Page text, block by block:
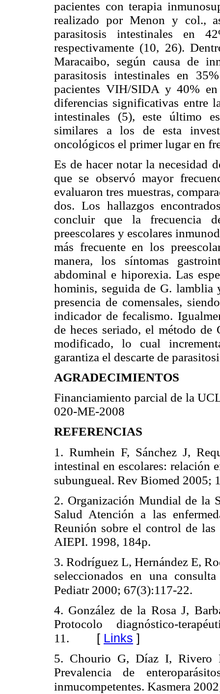
pacientes con terapia
realizado por Menon y col.,
parasitosis intestinales en
respectivamente (10, 26).
Maracaibo, según causa de
parasitosis intestinales en
pacientes VIH/SIDA y 40%
diferencias significativas entre
intestinales (5), este último
similares a los de esta
oncológicos el primer lugar en
Es de hacer notar la necesidad
que se observó mayor
evaluaron tres muestras,
dos. Los hallazgos
concluir que la frecuencia
preescolares y escolares
más frecuente en los
manera, los síntomas
abdominal e hiporexia. Las
hominis, seguida de G. lamblia
presencia de comensales,
indicador de fecalismo.
de heces seriado, el método
modificado, lo cual
garantiza el descarte de
AGRADECIMIENTOS
Financiamiento parcial de la
020-ME-2008
REFERENCIAS
1. Rumhein F, Sánchez J,
intestinal en escolares: relación
subungueal. Rev Biomed 2005;
2. Organización Mundial de la
Salud Atención a las
Reunión sobre el control de
AIEPI. 1998, 184p.
3. Rodríguez L, Hernández E,
seleccionados en una
Pediatr 2000; 67(3):117-22.
4. González de la Rosa J,
Protocolo diagnóstico-
11. [ Links ]
5. Chourio G, Díaz I, Rivero
Prevalencia de
inmucompetentes. Kasmera